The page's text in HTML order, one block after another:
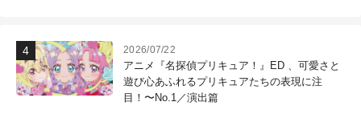
2026/07/22
アニメ『名探偵プリキュア！』ED 、可愛さと
遊び心あふれるプリキュアたちの表現に注
目！〜No.1／演出篇